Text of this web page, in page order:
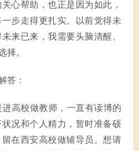
心帮助，也正是因为如此，
步走得更扎实。以前觉得未
来已来，我需要头脑清醒、
择。
答：
高校做教师，一直有读博的
况和个人精力，暂时准备硕
在西安高校做辅导员。想请